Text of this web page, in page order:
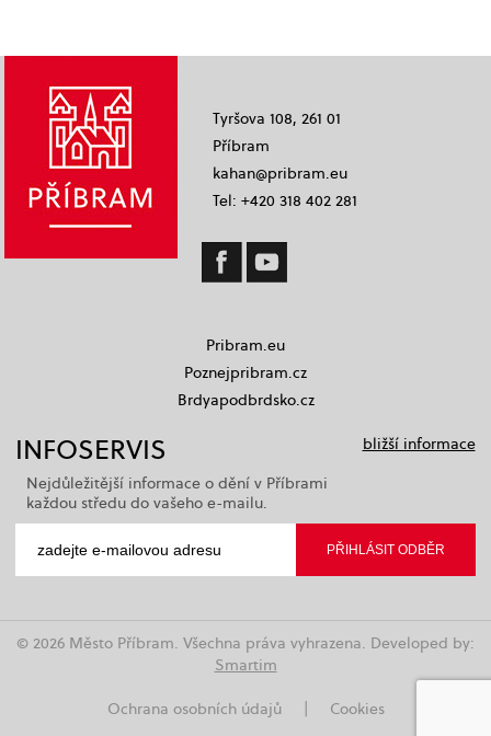
Tyršova 108, 261 01
Příbram
kahan@pribram.eu
Tel: +420 318 402 281
Pribram.eu
Poznejpribram.cz
Brdyapodbrdsko.cz
INFOSERVIS
bližší informace
Nejdůležitější informace o dění v Příbrami
každou středu do vašeho e-mailu.
© 2026 Město Příbram. Všechna práva vyhrazena. Developed by:
Smartim
Ochrana osobních údajů
Cookies